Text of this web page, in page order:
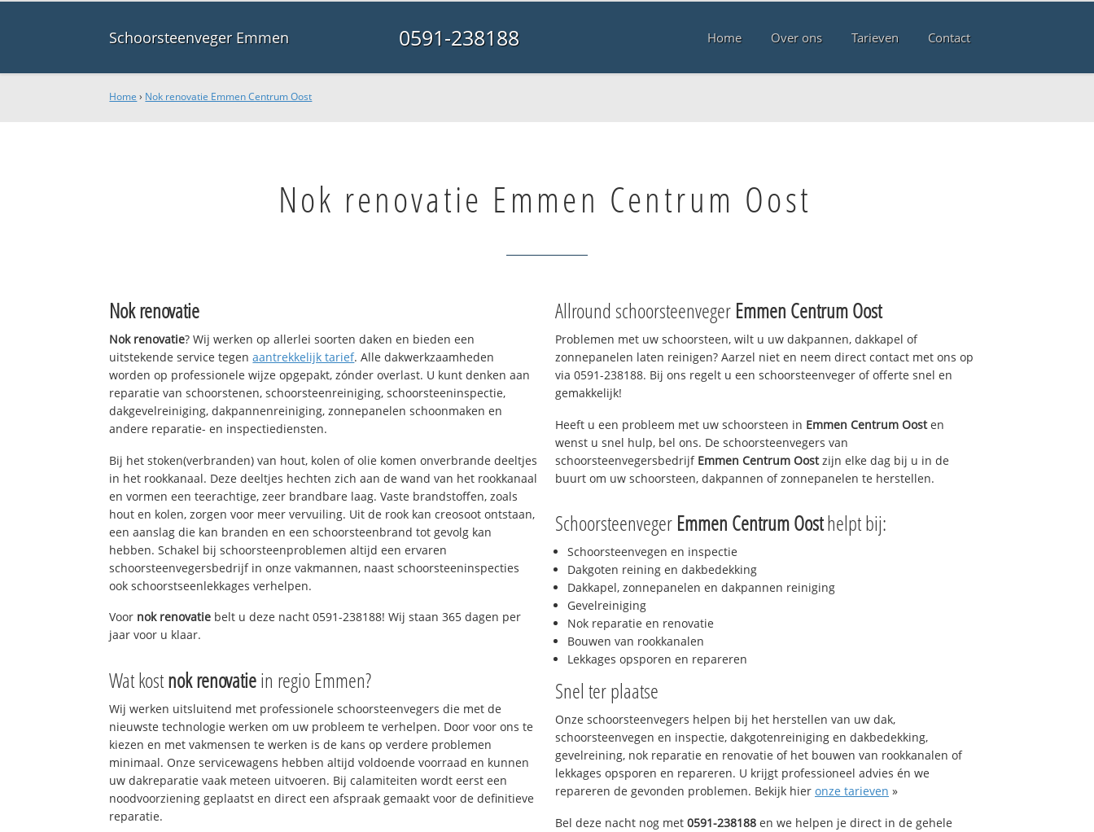
Schoorsteenveger Emmen 0591-238188 Home Over ons Tarieven Contact
Home › Nok renovatie Emmen Centrum Oost
Nok renovatie Emmen Centrum Oost
Nok renovatie
Nok renovatie? Wij werken op allerlei soorten daken en bieden een
uitstekende service tegenaantrekkelijk tarief. Alle dakwerkzaamheden
worden op professionele wijze opgepakt, zónder overlast. U kunt denken aan
reparatie van schoorstenen, schoorsteenreiniging, schoorsteeninspectie,
dakgevelreiniging, dakpannenreiniging, zonnepanelen schoonmaken en
andere reparatie- en inspectiediensten.
Bij het stoken(verbranden) van hout, kolen of olie komen onverbrande deeltjes
in het rookkanaal. Deze deeltjes hechten zich aan de wand van het rookkanaal
en vormen een teerachtige, zeer brandbare laag. Vaste brandstoffen, zoals
hout en kolen, zorgen voor meer vervuiling. Uit de rook kan creosoot ontstaan,
een aanslag die kan branden en een schoorsteenbrand tot gevolg kan
hebben. Schakel bij schoorsteenproblemen altijd een ervaren
schoorsteenvegersbedrijf in onze vakmannen, naast schoorsteeninspecties
ook schoorstseenlekkages verhelpen.
Voor nok renovatie belt u deze nacht 0591-238188! Wij staan 365 dagen per
jaar voor u klaar.
Wat kostnok renovatiein regio Emmen?
Wij werken uitsluitend met professionele schoorsteenvegers die met de
nieuwste technologie werken om uw probleem te verhelpen. Door voor ons te
kiezen en met vakmensen te werken is de kans op verdere problemen
minimaal. Onze servicewagens hebben altijd voldoende voorraad en kunnen
uw dakreparatie vaak meteen uitvoeren. Bij calamiteiten wordt eerst een
noodvoorziening geplaatst en direct een afspraak gemaakt voor de definitieve
reparatie.
Allround schoorsteenveger Emmen Centrum Oost
Problemen met uw schoorsteen, wilt u uw dakpannen, dakkapel of
zonnepanelen laten reinigen? Aarzel niet en neem direct contact met ons op
via 0591-238188. Bij ons regelt u een schoorsteenveger of offerte snel en
gemakkelijk!
Heeft u een probleem met uw schoorsteen in Emmen Centrum Oosten
wenst u snel hulp, bel ons. De schoorsteenvegers van
schoorsteenvegersbedrijf Emmen Centrum Oostzijn elke dag bij u in de
buurt om uw schoorsteen, dakpannen of zonnepanelen te herstellen.
Schoorsteenveger Emmen Centrum Oosthelpt bij:
Schoorsteenvegen en inspectie
Dakgoten reining en dakbedekking
Dakkapel, zonnepanelen en dakpannen reiniging
Gevelreiniging
Nok reparatie en renovatie
Bouwen van rookkanalen
Lekkages opsporen en repareren
Snel ter plaatse
Onze schoorsteenvegers helpen bij het herstellen van uw dak,
schoorsteenvegen en inspectie, dakgotenreiniging en dakbedekking,
gevelreining, nok reparatie en renovatie of het bouwen van rookkanalen of
lekkages opsporen en repareren. U krijgt professioneel advies én we
repareren de gevonden problemen. Bekijk hier onze tarieven »
Bel deze nacht nog met 0591-238188 en we helpen je direct in de gehele